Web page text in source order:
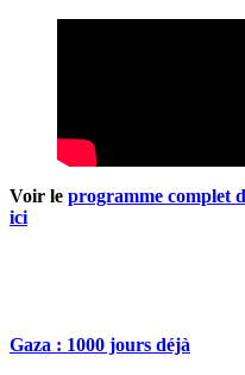
Voir le programme complet
ici
Gaza : 1000 jours déjà